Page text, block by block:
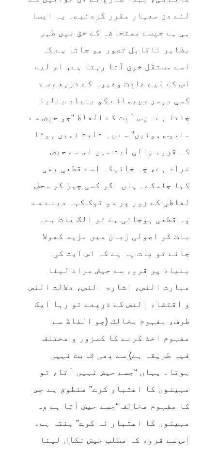
لئے دن معیار مقرر کردئیے۔ یہ ایسا
ہی ہے جیسے مستحاضہ کے حق میں طہر
بظاہر ناقابل تصور ہو جاتا ہے کہ
اسے مستقل خون آتا رہتا ہے، اس لیے
اس کے لیے عادت وغیرہ کے ذریعے سے
کسی دوسرے پیمانے کو بنیاد بنایا
جاتا ہے۔ پس آیت کے الفاظ “جو حیض سے
مایوس ہوئیں” سے یہ ثابت نہیں ہوتا
کہ قروء والی آیت میں اس سے حیض
مراد ہے، چہ جائیکہ اسے قطعی بھی
کہا جاسکے۔ ہاں اگر کسی چیز کو محض
لفاظی کے زور پر دو ٹوک کہہ دینے سے
وہ قطعی ہوجاتی ہے تو الگ بات ہے۔
بات کو اصولی زبان میں مزید کھولا
جائے تو بات یہ ہے کہ اس آیت کی
بنیاد پر قروء سے حیض مراد لینا
عبارت النص، اشارۃ النص، دلالت النص
و اقتضاء النص کے ذریعے تو رہا ایک
طرف، مفہوم مخالف (جو الفاظ سے
مفہوم اخذ کرنے کا کمزور و مختلف
فیہ طریقہ ہے) سے بھی ثابت نہیں
ہوتا۔ یہاں “جسے حیض نہیں آتا، تو
مہینوں کا اعتبار کرے” منطوق ہے جس
کا مفہوم مخالف “جسے حیض آتا ہے وہ
مہینوں کا اعتبار نہ کرے” بنتا ہے۔
اس سے قروء کا مطلب حیض نکال لینا